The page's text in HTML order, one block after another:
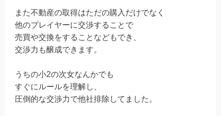
また不動産の取得はただの購入だけでなく
他のプレイヤーに交渉することで
売買や交換をすることなどもでき、
交渉力も醸成できます。
うちの小2の次女なんかでも
すぐにルールを理解し、
圧倒的な交渉力で他社排除してました。